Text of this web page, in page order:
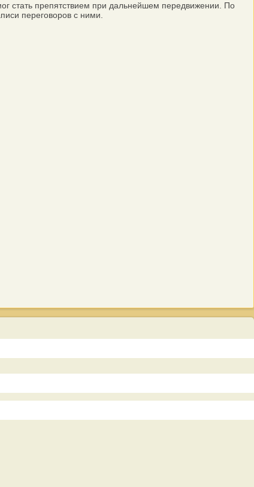
стать препятствием при дальнейшем передвижении. По
переговоров с ними.